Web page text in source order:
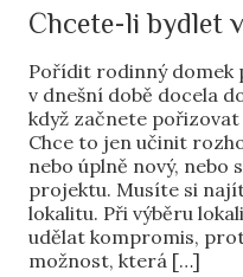
Chcete-li bydlet
Pořídit rodinný domek
v dnešní době docela
když začnete
Chce to jen učinit
nebo úplně nový, nebo
projektu. Musíte si
lokalitu. Při výběru
udělat kompromis,
možnost, která […]